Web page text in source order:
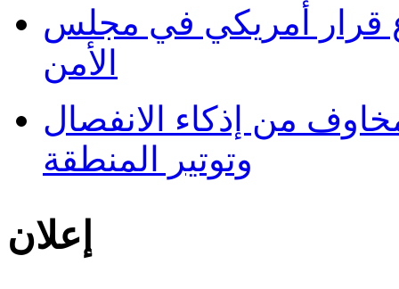
قرار أمريكي في مجلس
الأمن
من إذكاء الانفصال
وتوتير المنطقة
إعلان